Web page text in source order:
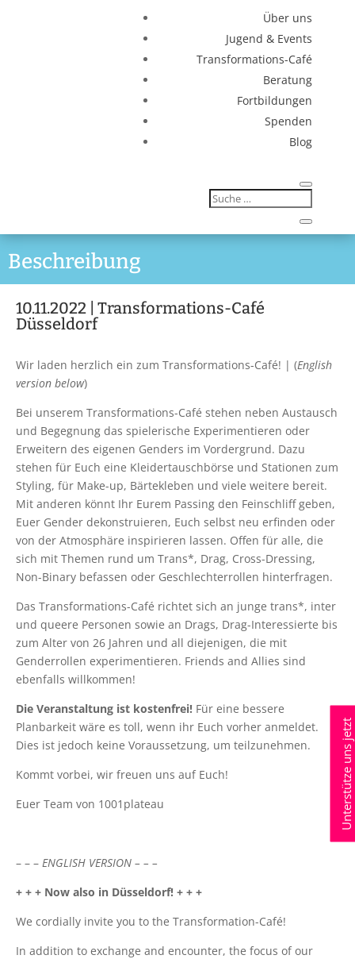
Über uns
Jugend & Events
Transformations-Café
Beratung
Fortbildungen
Spenden
Blog
Beschreibung
10.11.2022 | Transformations-Café
Düsseldorf
Wir laden herzlich ein zum Transformations-Café! | (English
version below)
Bei unserem Transformations-Café stehen neben Austausch
und Begegnung das spielerische Experimentieren oder
Erweitern des eigenen Genders im Vordergrund. Dazu
stehen für Euch eine Kleidertauschbörse und Stationen zum
Styling, für Make-up, Bärtekleben und viele weitere bereit.
Mit anderen könnt Ihr Eurem Passing den Feinschliff geben,
Euer Gender dekonstruieren, Euch selbst neu erfinden oder
von der Atmosphäre inspirieren lassen. Offen für alle, die
sich mit Themen rund um Trans*, Drag, Cross-Dressing,
Non-Binary befassen oder Geschlechterrollen hinterfragen.
Das Transformations-Café richtet sich an junge trans*, inter
und queere Personen sowie an Drags, Drag-Interessierte bis
zum Alter von 26 Jahren und all diejenigen, die mit
Genderrollen experimentieren. Friends and Allies sind
ebenfalls willkommen!
Die Veranstaltung ist kostenfrei! Für eine bessere
Planbarkeit wäre es toll, wenn ihr Euch vorher anmeldet.
Dies ist jedoch keine Voraussetzung, um teilzunehmen.
Kommt vorbei, wir freuen uns auf Euch!
Euer Team von 1001plateau
– – – ENGLISH VERSION – – –
+ + + Now also in Düsseldorf! + + +
We cordially invite you to the Transformation-Café!
In addition to exchange and encounter, the focus of our
Unterstütze uns jetzt